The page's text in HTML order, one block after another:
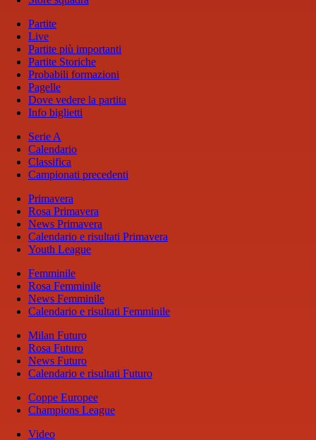
Partite
Live
Partite più importanti
Partite Storiche
Probabili formazioni
Pagelle
Dove vedere la partita
Info biglietti
Serie A
Calendario
Classifica
Campionati precedenti
Primavera
Rosa Primavera
News Primavera
Calendario e risultati Primavera
Youth League
Femminile
Rosa Femminile
News Femminile
Calendario e risultati Femminile
Milan Futuro
Rosa Futuro
News Futuro
Calendario e risultati Futuro
Coppe Europee
Champions League
Video